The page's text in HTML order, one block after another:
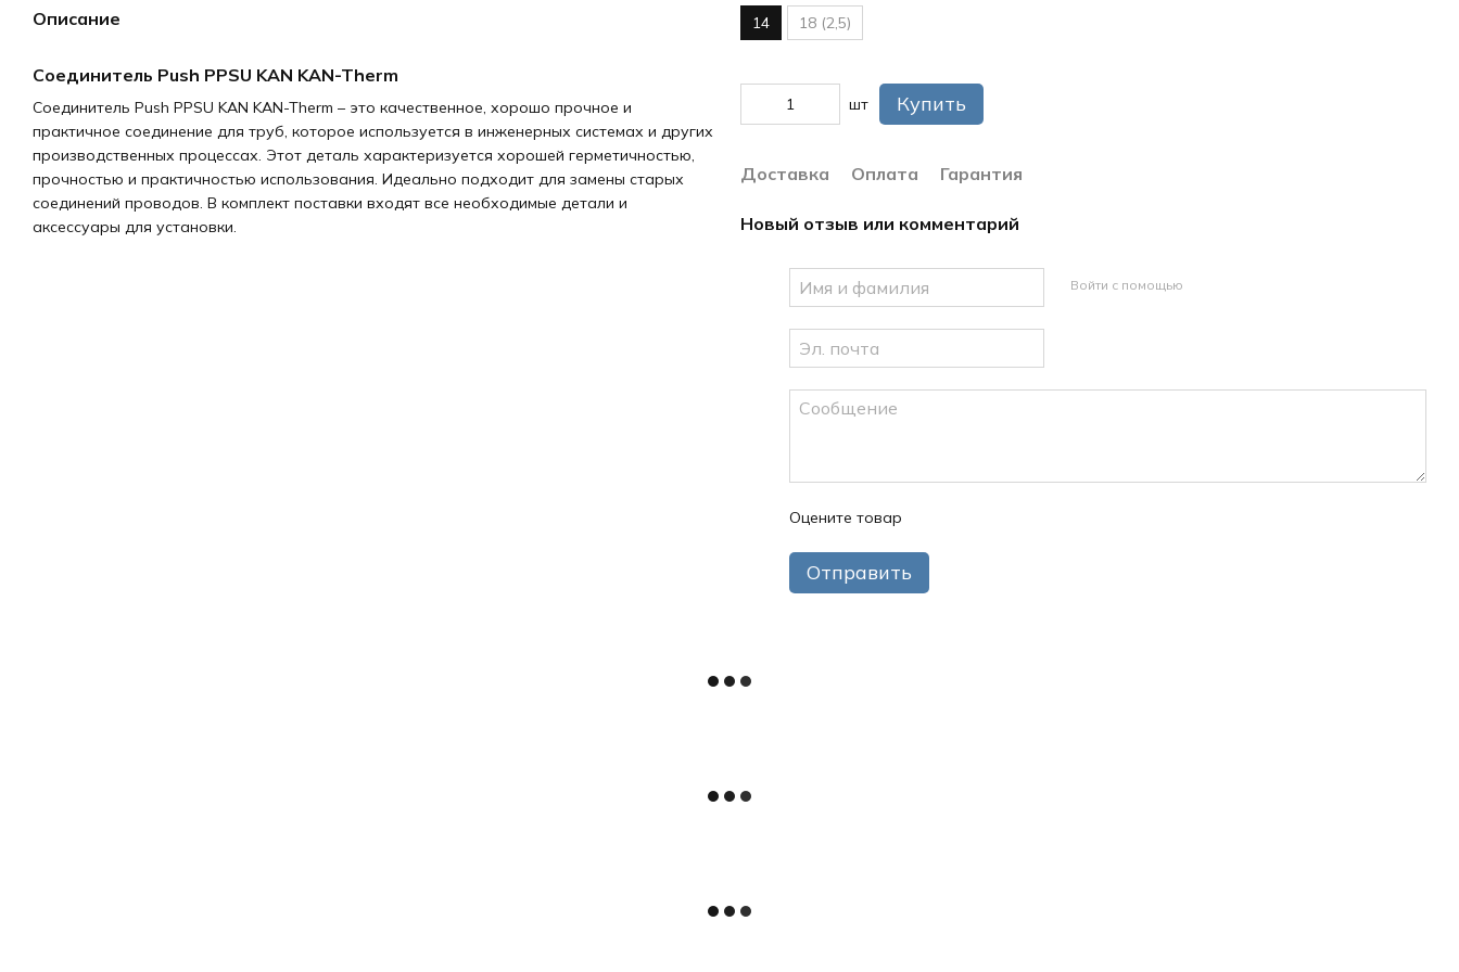
Описание
Соединитель Push PPSU KAN KAN-Therm
Соединитель Push PPSU KAN KAN-Therm – это качественное, хорошо прочное и
практичное соединение для труб, которое используется в инженерных системах и других
производственных процессах. Этот деталь характеризуется хорошей герметичностью,
прочностью и практичностью использования. Идеально подходит для замены старых
соединений проводов. В комплект поставки входят все необходимые детали и
аксессуары для установки.
14 18 (2,5)
шт Купить
Доставка Оплата Гарантия
Новый отзыв или комментарий
Войти с помощью
Оцените товар
Отправить